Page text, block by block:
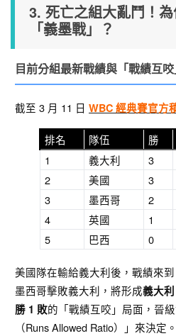
3. 死亡之組大亂鬥！
「義墨戰」？
目前分組最新戰績與「戰績互
截至 3 月 11 日WBC 經典賽官方
排名 隊伍 勝
1
義大利 3
2
美國 3
3
墨西哥 2
4
英國 1
5
巴西 0
美國隊在輸給義大利後，戰績來
墨西哥擊敗義大利，將形成義大
勝 1 敗的「戰績互咬」局面，晉
（Runs Allowed Ratio）」來決定。